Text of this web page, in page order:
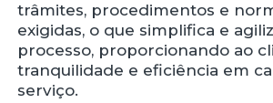
trâmites, procedimentos e
exigidas, o que simplifica e
processo, proporcionando ao
tranquilidade e eficiência em
serviço.